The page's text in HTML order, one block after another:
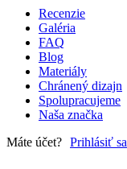
Recenzie
Galéria
FAQ
Blog
Materiály
Chránený dizajn
Spolupracujeme
Naša značka
Máte účet? Prihlásiť sa